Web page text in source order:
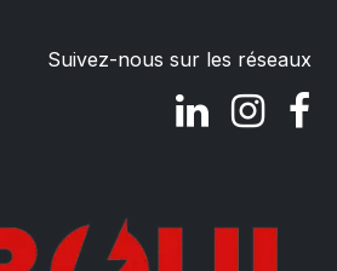
Suivez-nous sur les réseaux